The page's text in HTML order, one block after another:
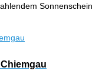
Sonnenschein